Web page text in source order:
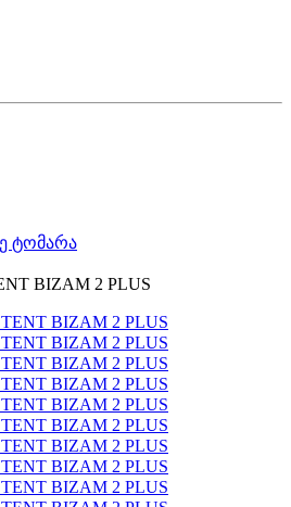
ტომარა
BIZAM 2 PLUS